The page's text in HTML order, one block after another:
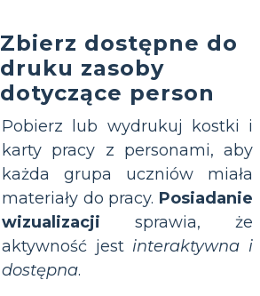
Zbierz dostępne do
druku zasoby
dotyczące person
Pobierz lub wydrukuj kostki i
karty pracy z personami, aby
każda grupa uczniów miała
materiały do pracy. Posiadanie
wizualizacji sprawia, że
aktywność jest interaktywna i
dostępna.